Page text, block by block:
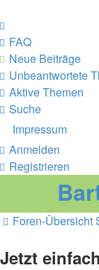
FAQ
Neue Beiträge
Unbeantwortete
Aktive Themen
Suche
Impressum
Anmelden
Registrieren
Foren-Übersicht
Jetzt